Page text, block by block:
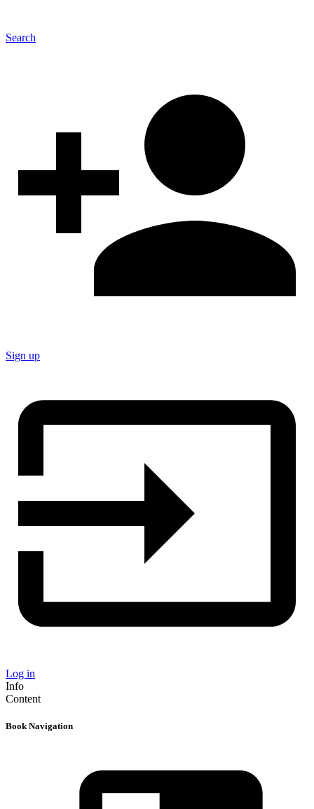
Search
Sign up
Log in
Info
Content
Book Navigation